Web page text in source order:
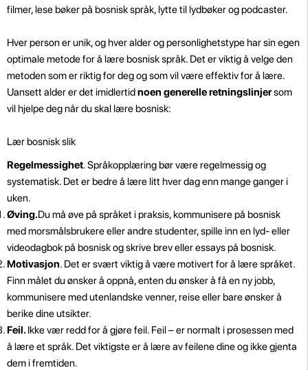
filmer, lese bøker på bosnisk språk, lytte til lydbøker og podcaster.
Hver person er unik, og hver alder og personlighetstype har sin egen
optimale metode for å lære bosnisk språk. Det er viktig å velge den
metoden som er riktig for deg og som vil være effektiv for å lære.
Uansett alder er det imidlertidnoen generelle retningslinjersom
vil hjelpe deg når du skal lære bosnisk:
Lær bosnisk slik
Regelmessighet. Språkopplæring bør være regelmessig og
systematisk. Det er bedre å lære litt hver dag enn mange ganger i
uken.
Øving.Du må øve på språket i praksis, kommunisere på bosnisk
med morsmålsbrukere eller andre studenter, spille inn en lyd- eller
videodagbok på bosnisk og skrive brev eller essays på bosnisk.
Motivasjon. Det er svært viktig å være motivert for å lære språket.
Finn målet du ønsker å oppnå, enten du ønsker å få en ny jobb,
kommunisere med utenlandske venner, reise eller bare ønsker å
berike dine utsikter.
Feil.Ikke vær redd for å gjøre feil. Feil – er normalt i prosessen med
å lære et språk. Det viktigste er å lære av feilene dine og ikke gjenta
dem i fremtiden.